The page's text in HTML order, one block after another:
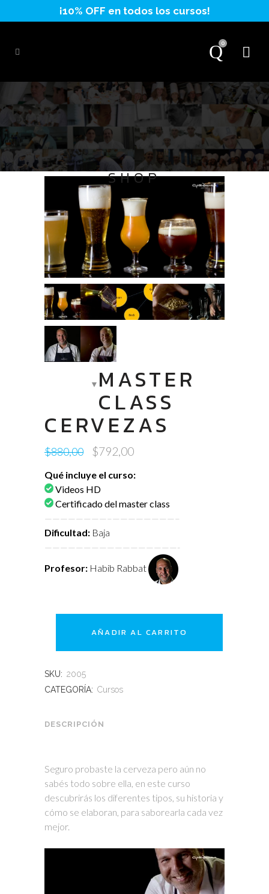
0
SHOP
MASTER
CLASS
CERVEZAS
$880,00
Original
was:
$880,00.
$792,00Current
$792,00.
Qué incluye el curso:
Videos HD
Certificado del master class
————————–————————–
Dificultad: Baja
—————————————————-
Profesor: Habib Rabbat
AÑADIR AL CARRITO
SKU: 2005
CATEGORÍA: Cursos
DESCRIPCIÓN
Seguro probaste la cerveza pero aún no
sabés todo sobre ella, en este curso
descubrirás los diferentes tipos, su historia y
cómo se elaboran, para saborearla cada vez
mejor.